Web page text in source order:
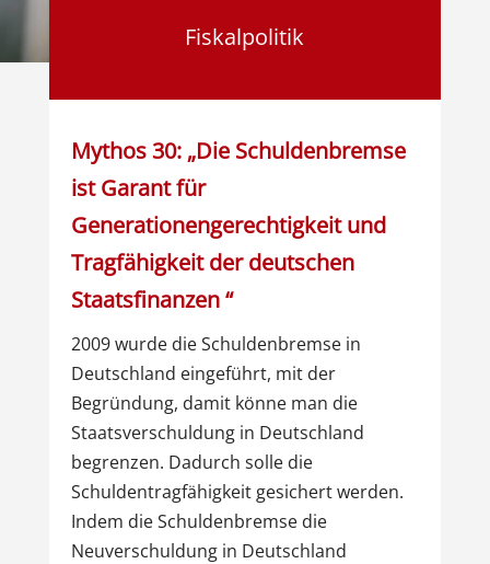
Fiskalpolitik
Mythos 30: „Die Schuldenbremse
ist Garant für
Generationengerechtigkeit und
Tragfähigkeit der deutschen
Staatsfinanzen “
2009 wurde die Schuldenbremse in
Deutschland eingeführt, mit der
Begründung, damit könne man die
Staatsverschuldung in Deutschland
begrenzen. Dadurch solle die
Schuldentragfähigkeit gesichert werden.
Indem die Schuldenbremse die
Neuverschuldung in Deutschland